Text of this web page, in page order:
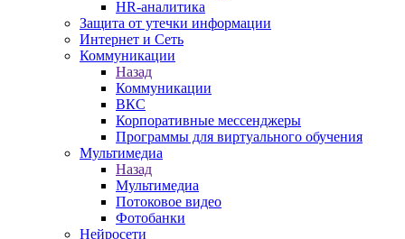
HR-аналитика
Защита от утечки информации
Интернет и Сеть
Коммуникации
Назад
Коммуникации
ВКС
Корпоративные мессенджеры
Программы для виртуального обучения
Мультимедиа
Назад
Мультимедиа
Потоковое видео
Фотобанки
Нейросети